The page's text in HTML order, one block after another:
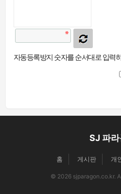
자동등록방지 숫자를 순서대로 입력
SJ 파
홈 게시판 개
© 2026 sjparagon.co.kr.